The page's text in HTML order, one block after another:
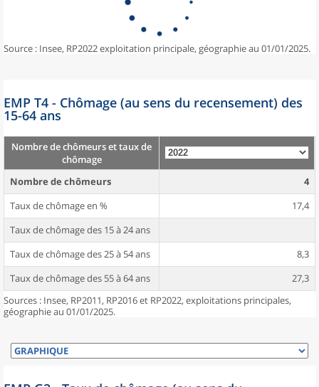
Source : Insee, RP2022 exploitation principale, géographie au 01/01/2025.
EMP T4 - Chômage (au sens du recensement) des
15-64 ans
Nombre de chômeurs et taux de
chômage
Nombre de chômeurs
4
Taux de chômage en %
17,4
Taux de chômage des 15 à 24 ans
Taux de chômage des 25 à 54 ans
8,3
Taux de chômage des 55 à 64 ans
27,3
Sources : Insee, RP2011, RP2016 et RP2022, exploitations principales,
géographie au 01/01/2025.